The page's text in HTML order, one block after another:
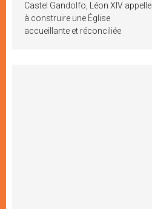
Castel Gandolfo, Léon XIV appelle
à construire une Église
accueillante et réconciliée